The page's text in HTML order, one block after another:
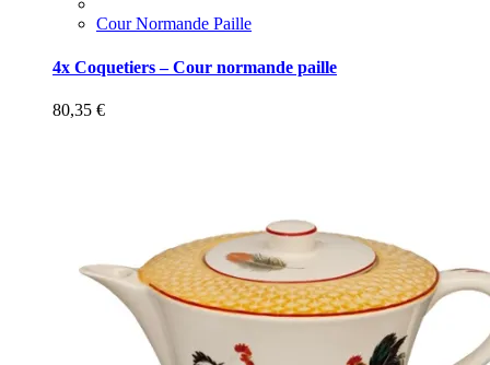
Cour Normande Paille
4x Coquetiers – Cour normande paille
80,35 €